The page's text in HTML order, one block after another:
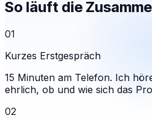
So läuft die
01
Kurzes Erstgespräch
15 Minuten am Telefon. Ich
ehrlich, ob und wie sich das
02